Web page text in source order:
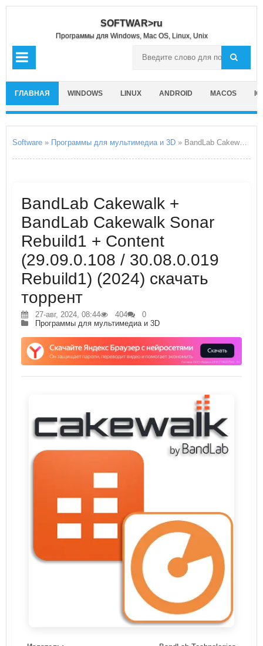
SOFTWAR>ru
Программы для Windows, Mac OS, Linux, Unix
ГЛАВНАЯ WINDOWS LINUX ANDROID MACOS
Software » Программы для мультимедиа и 3D » BandLab Cakewalk + BandLab Cakewalk Sonar Rebuild1 + Content
BandLab Cakewalk +
BandLab Cakewalk Sonar
Rebuild1 + Content
(29.09.0.108 / 30.08.0.019
Rebuild1) (2024) скачать
торрент
27-авг, 2024, 08:44 404
0
Программы для мультимедиа и 3D